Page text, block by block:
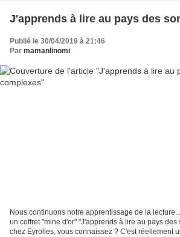
J'apprends à lire au pays des
Publié le 30/04/2019 à 21:46
Par mamanlinomi
Nous continuons notre apprentissage de la
un coffret "mine d'or" "J'apprends à lire au pays des
chez Eyrolles, vous connaissez ? C'est réellement